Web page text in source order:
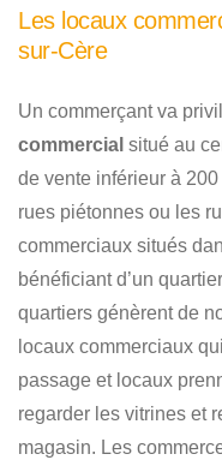
Les locaux
sur-Cère
Un commerçant va
commercial situé au
de vente inférieur à
rues piétonnes ou les
commerciaux situés
bénéficiant d’un
quartiers génèrent de
locaux commerciaux
passage et locaux
regarder les vitrines et
magasin. Les